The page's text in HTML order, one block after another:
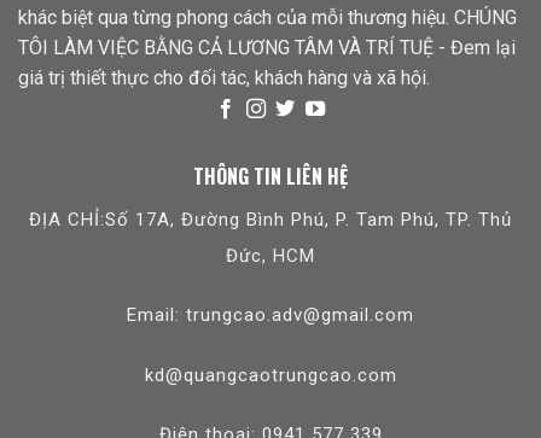
khác biệt qua từng phong cách của mỗi thương hiệu. CHÚNG
TÔI LÀM VIỆC BẰNG CẢ LƯƠNG TÂM VÀ TRÍ TUỆ - Đem lại
giá trị thiết thực cho đối tác, khách hàng và xã hội.
THÔNG TIN LIÊN HỆ
ĐỊA CHỈ:Số 17A, Đường Bình Phú, P. Tam Phú, TP. Thủ
Đức, HCM
Email: trungcao.adv@gmail.com
kd@quangcaotrungcao.com